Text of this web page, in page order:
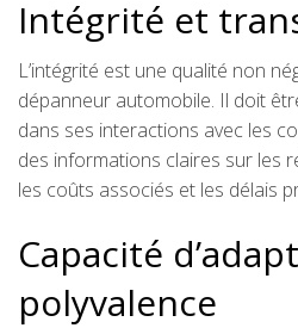
Intégrité et
L’intégrité est une qualité non
dépanneur automobile. Il doit
dans ses interactions avec les
des informations claires sur les
les coûts associés et les délais
Capacité
polyvalence